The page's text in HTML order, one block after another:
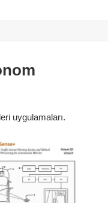
uygulamaları.